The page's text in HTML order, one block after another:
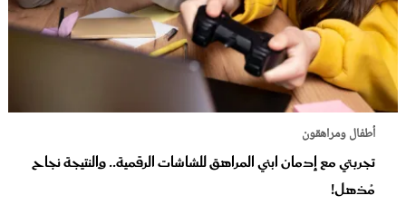
أطفال ومراهقون
تجربتي مع إدمان ابني المراهق للشاشات الرقمية.. والنتيجة نجاح
مُذهل!